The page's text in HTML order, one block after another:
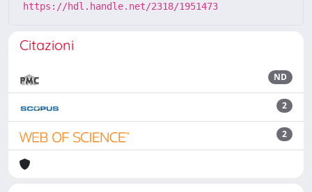
https://hdl.handle.net/2318/1951473
Citazioni
ND
2
2